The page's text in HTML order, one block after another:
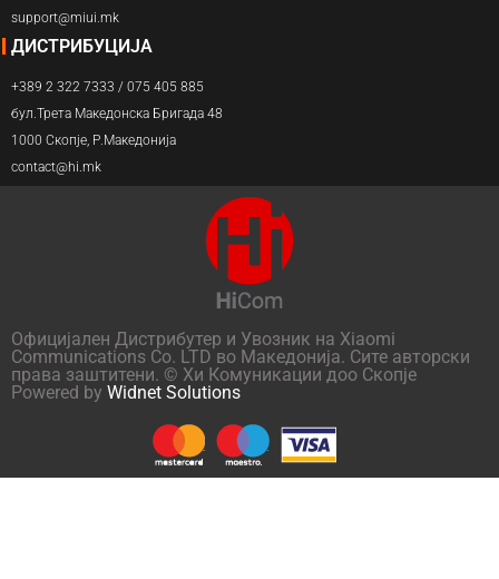
support@miui.mk
ДИСТРИБУЦИЈА
+389 2 322 7333 / 075 405 885
бул.Трета Македонска Бригада 48
1000 Скопје, Р.Македонија
contact@hi.mk
Официјален Дистрибутер и Увозник на Xiaomi
Communications Co. LTD во Македонија. Сите авторски
права заштитени. © Хи Комуникации доо Скопје
Powered by Widnet Solutions